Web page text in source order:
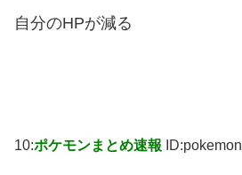
自分のHPが減る
10:ポケモンまとめ速報 ID:pokemon